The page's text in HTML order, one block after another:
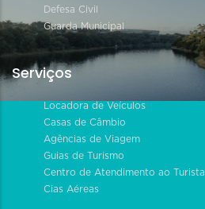
Defesa Civil
Guarda Municipal
Serviços
Locadora de Veículos
Casas de Câmbio
Agências de Viagem
Guias de Turismo
Centro de Atendimento ao Turista
Cias Aéreas